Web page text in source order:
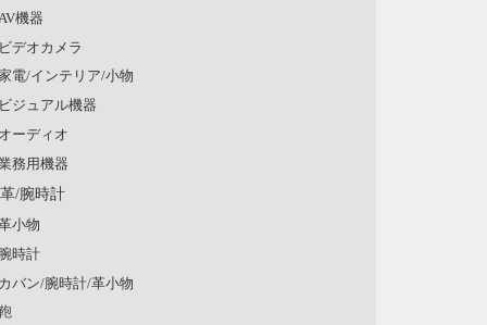
機器
デオカメラ
電/インテリア/小物
ジュアル機器
ーディオ
務用機器
/腕時計
小物
時計
バン/腕時計/革小物